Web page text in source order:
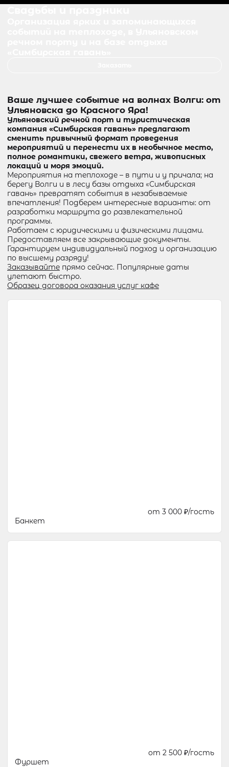
Ваше лучшее событие на волнах Волги: от
Ульяновска до Красного Яра!
Ульяновский речной порт и туристическая
компания «Симбирская гавань» предлагают
сменить привычный формат проведения
мероприятий и перенести их в необычное место,
полное романтики, свежего ветра, живописных
локаций и моря эмоций.
Мероприятия на теплоходе – в пути и у причала; на
берегу Волги и в лесу базы отдыха «Симбирская
гавань» превратят события в незабываемые
впечатления! Подберем интересные варианты: от
разработки маршрута до развлекательной
программы.
Работаем с юридическими и физическими лицами.
Предоставляем все закрывающие документы.
Гарантируем индивидуальный подход и организацию
по высшему разряду!
Заказывайте прямо сейчас. Популярные даты
улетают быстро.
Образец договора оказания услуг кафе
от 3 000 ₽/гость
Банкет
от 2 500 ₽/гость
Фуршет